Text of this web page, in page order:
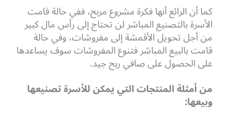
كما أن الرائع أنها فكرة مشروع مربح، ففي حالة قامت
الأسرة بالتصنيع المباشر لن تحتاج إلى رأس مال كبير
من أجل تحويل الأقمشة إلى مفروشات، وفي حالة
قامت بالبيع المباشر فتنوع المفروشات سوف يساعدها
على الحصول على صافي ربح جيد.
من أمثلة المنتجات التي يمكن للأسرة تصنيعها
وبيعها: